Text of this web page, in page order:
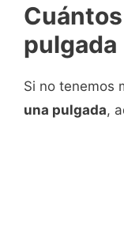
pulgada
Si no tenemos
una pulgada,